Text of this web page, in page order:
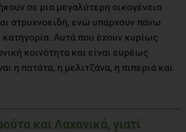
σε μια μεγαλύτερη οικογένεια
στρυχνοειδή, ενώ υπάρχουν πάνω
Αυτά που έχουν κυρίως
κοινότητα και είναι ευρέως
η πατάτα, η μελιτζάνα, η πιπεριά και
και Λαχανικά, γιατί